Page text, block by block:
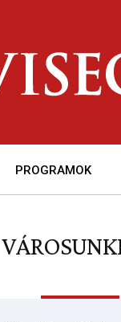
PROGRAMOK